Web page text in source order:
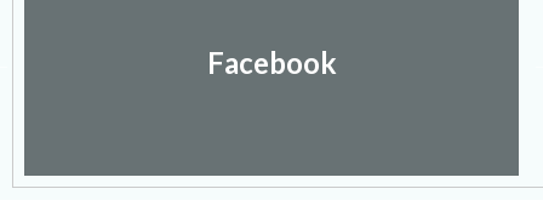
Facebook